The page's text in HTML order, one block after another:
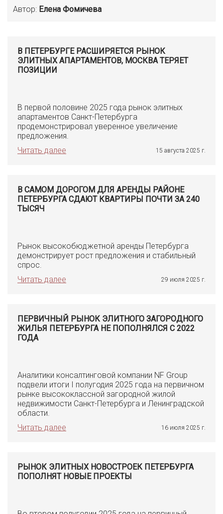
Автор: Елена Фомичева
В ПЕТЕРБУРГЕ РАСШИРЯЕТСЯ РЫНОК
ЭЛИТНЫХ АПАРТАМЕНТОВ, МОСКВА ТЕРЯЕТ
ПОЗИЦИИ
В первой половине 2025 года рынок элитных
апартаментов Санкт-Петербурга
продемонстрировал уверенное увеличение
предложения.
Читать далее
15 августа 2025 г.
В САМОМ ДОРОГОМ ДЛЯ АРЕНДЫ РАЙОНЕ
ПЕТЕРБУРГА СДАЮТ КВАРТИРЫ ПОЧТИ ЗА 240
ТЫСЯЧ
Рынок высокобюджетной аренды Петербурга
демонстрирует рост предложения и стабильный
спрос.
Читать далее
29 июля 2025 г.
ПЕРВИЧНЫЙ РЫНОК ЭЛИТНОГО ЗАГОРОДНОГО
ЖИЛЬЯ ПЕТЕРБУРГА НЕ ПОПОЛНЯЛСЯ С 2022
ГОДА
Аналитики консалтинговой компании NF Group
подвели итоги I полугодия 2025 года на первичном
рынке высококлассной загородной жилой
недвижимости Санкт-Петербурга и Ленинградской
области.
Читать далее
16 июля 2025 г.
РЫНОК ЭЛИТНЫХ НОВОСТРОЕК ПЕТЕРБУРГА
ПОПОЛНЯТ НОВЫЕ ПРОЕКТЫ